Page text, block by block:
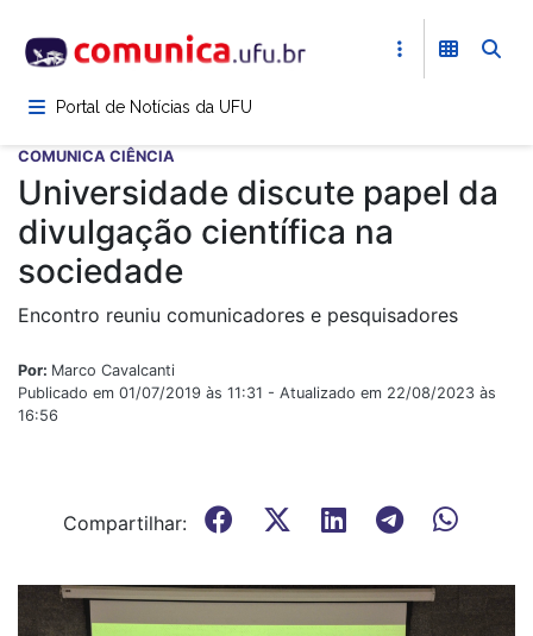
para
conteúdoPortal de Notícias da UFU
COMUNICA CIÊNCIA
Universidade discute papel da
divulgação científica na
sociedade
Encontro reuniu comunicadores e pesquisadores
Por: Marco Cavalcanti
Publicado em 01/07/2019 às 11:31 - Atualizado em 22/08/2023 às
16:56
Compartilhar: